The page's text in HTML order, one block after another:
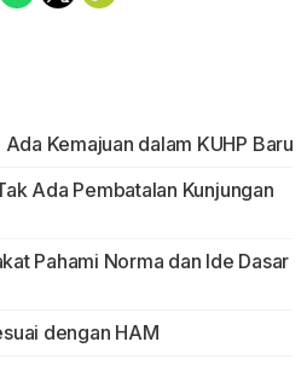
Kemajuan dalam KUHP Baru
Ada Pembatalan Kunjungan
Pahami Norma dan Ide Dasar
dengan HAM